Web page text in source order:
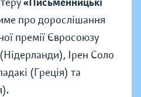
про дорослішання
премії Євросоюзу
Ірен Соло
(Греція) та
.